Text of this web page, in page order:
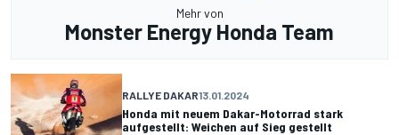
Mehr von
Monster Energy Honda Team
RALLYE DAKAR13.01.2024
Honda mit neuem Dakar-Motorrad stark
aufgestellt: Weichen auf Sieg gestellt